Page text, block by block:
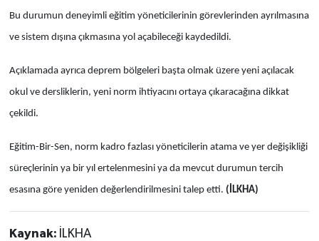
Bu durumun deneyimli eğitim yöneticilerinin görevlerinden ayrılmasına
ve sistem dışına çıkmasına yol açabileceği kaydedildi.
Açıklamada ayrıca deprem bölgeleri başta olmak üzere yeni açılacak
okul ve dersliklerin, yeni norm ihtiyacını ortaya çıkaracağına dikkat
çekildi.
Eğitim-Bir-Sen, norm kadro fazlası yöneticilerin atama ve yer değişikliği
süreçlerinin ya bir yıl ertelenmesini ya da mevcut durumun tercih
esasına göre yeniden değerlendirilmesini talep etti. (İLKHA)
Kaynak: İLKHA